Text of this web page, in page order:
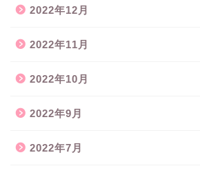
2022年12月
2022年11月
2022年10月
2022年9月
2022年7月